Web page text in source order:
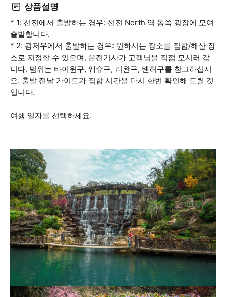
상품설명
* 1: 선전에서 출발하는 경우: 선전 North 역 동쪽 광장에 모여
출발합니다.
* 2: 광저우에서 출발하는 경우: 원하시는 장소를 집합/해산 장
소로 지정할 수 있으며, 운전기사가 고객님을 직접 모시러 갑
니다. 범위는 바이윈구, 웨슈구, 리완구, 톈허구를 참고하십시
오. 출발 전날 가이드가 집합 시간을 다시 한번 확인해 드릴 것
입니다.
여행 일자를 선택하세요.